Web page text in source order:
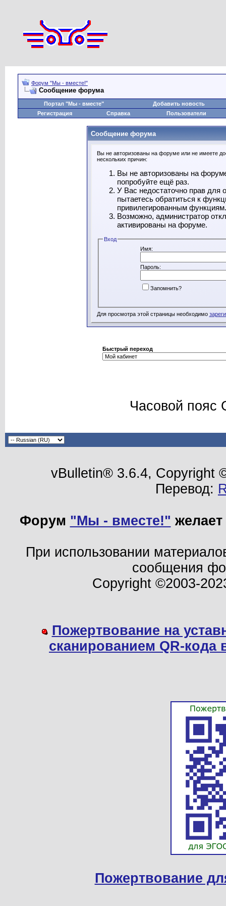
Форум "Мы - вместе!"
Сообщение форума
Портал "Мы - вместе"
Добавить новость
Регистрация
Справка Пользователи
Сообщение форума
Вы не авторизованы на форуме или не имеете
нескольких причин:
Вы не авторизованы на
попробуйте ещё раз.
У Вас недостаточно прав для
пытаетесь обратиться к
привилегированным функциям.
Возможно, администратор
активированы на форуме.
Вход
Имя:
Пароль:
Запомнить?
Для просмотра этой страницы необходимо
Быстрый переход
Часовой пояс
vBulletin® 3.6.4, Copyright
Перевод:
Форум "Мы - вместе!"
При использовании
сообщения
Copyright ©2003-
Пожертвование на
сканированием QR-
Пожертвование